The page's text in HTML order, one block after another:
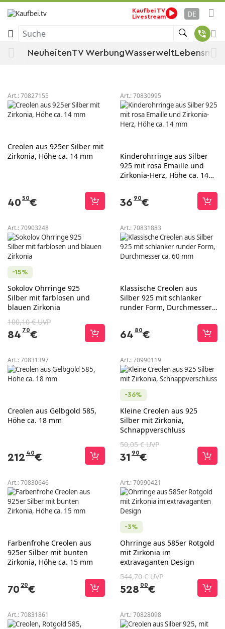
Kaufbei TV
Livestream
DE
Suche
NeuheitenTV WerbungWasserwelt
Startseite Creolen
Creolen
Art.:70827155
Creolen aus 925er Silber mit
Zirkonia, Höhe ca. 14 mm
40 50€
Art.:70830995
Kinderohrringe aus Silber
925 mit rosa Emaille und
Zirkonia-Herz, Höhe ca. 14
36 90€
Art.:70903248
-15%
Sokolov Ohrringe 925
Silber mit farblosen und
blauen Zirkonia
100,10 € UVP
84 70€
Art.:70831883
Klassische Creolen aus
Silber 925 mit schlanker
runder Form, Durchmesser
64 80€
Art.:70831397
Creolen aus Gelbgold 585,
Höhe ca. 18 mm
212 40€
Art.:70990119
-36%
Kleine Creolen aus 925
Silber mit Zirkonia,
Schnappverschluss
50,05 € UVP
31 90€
Art.:70830646
Farbenfrohe Creolen aus
925er Silber mit bunten
Zirkonia, Höhe ca. 15 mm
70 20€
Art.:70990421
-3%
Ohrringe aus 585er Rotgold
mit Zirkonia im
extravaganten Design
544,70 € UVP
528 00€
Art.:70831861 Art.:70828098